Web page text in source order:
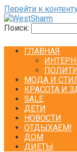
Перейти к
Поиск:
ГЛАВНАЯ
МОДА И
КРАСОТА И
SALE
ДЕТИ
НОВОСТИ
ОТДЫХАЕМ!
ДОМ
ДИЕТЫ